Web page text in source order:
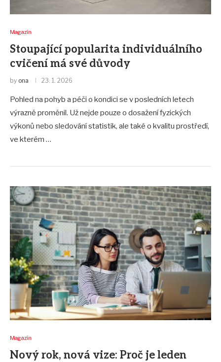
Magazín
Stoupající popularita individuálního
cvičení má své důvody
by ona 23. 1. 2026
Pohled na pohyb a péči o kondici se v posledních letech
výrazně proměnil. Už nejde pouze o dosažení fyzických
výkonů nebo sledování statistik, ale také o kvalitu prostředí,
ve kterém …
Magazín
Nový rok, nová vize: Proč je leden